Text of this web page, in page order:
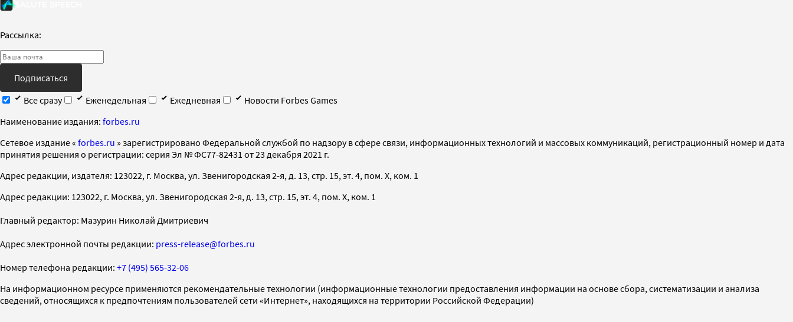
Рассылка:
Подписаться
Все сразу
Еженедельная Ежедневная
Новости Forbes Games
Наименование издания: forbes.ru
Cетевое издание « forbes.ru » зарегистрировано Федеральной службой по надзору в сфере связи, информационных технологий и массовых коммуникаций, регистрационный номер и дата
принятия решения о регистрации: серия Эл № ФС77-82431 от 23 декабря 2021 г.
Адрес редакции, издателя: 123022, г. Москва, ул. Звенигородская 2-я, д. 13, стр. 15, эт. 4, пом. X, ком. 1
Адрес редакции: 123022, г. Москва, ул. Звенигородская 2-я, д. 13, стр. 15, эт. 4, пом. X, ком. 1
Главный редактор: Мазурин Николай Дмитриевич
Адрес электронной почты редакции: press-release@forbes.ru
Номер телефона редакции: +7 (495) 565-32-06
На информационном ресурсе применяются рекомендательные технологии (информационные технологии предоставления информации на основе сбора, систематизации и анализа
сведений, относящихся к предпочтениям пользователей сети «Интернет», находящихся на территории Российской Федерации)